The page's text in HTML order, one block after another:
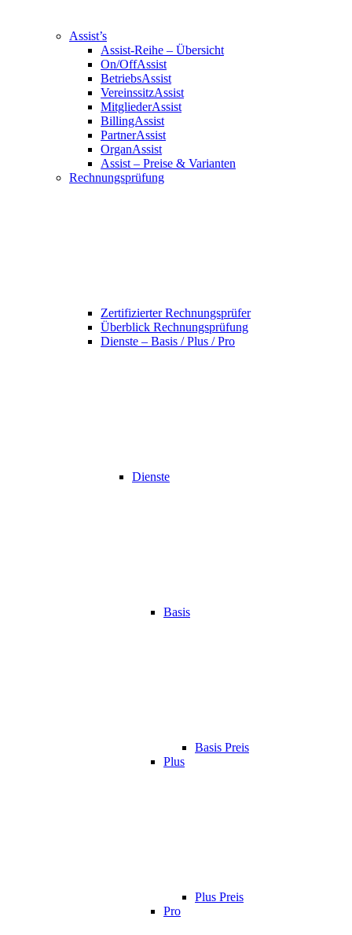
Assist’s
Assist-Reihe – Übersicht
On/OffAssist
BetriebsAssist
VereinssitzAssist
MitgliederAssist
BillingAssist
PartnerAssist
OrganAssist
Assist – Preise & Varianten
Rechnungsprüfung
Zertifizierter Rechnungsprüfer
Überblick Rechnungsprüfung
Dienste – Basis / Plus / Pro
Dienste
Basis
Basis Preis
Plus
Plus Preis
Pro